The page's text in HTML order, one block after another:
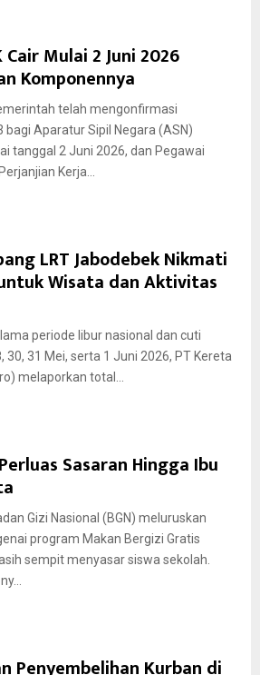
Cair Mulai 2 Juni 2026
Komponennya
telah mengonfirmasi
bagi Aparatur Sipil Negara (ASN)
tanggal 2 Juni 2026, dan Pegawai
Kerja...
LRT Jabodebek Nikmati
Wisata dan Aktivitas
periode libur nasional dan cuti
30, 31 Mei, serta 1 Juni 2026, PT Kereta
melaporkan total...
Sasaran Hingga Ibu
Gizi Nasional (BGN) meluruskan
program Makan Bergizi Gratis
sempit menyasar siswa sekolah.
Penyembelihan Kurban di